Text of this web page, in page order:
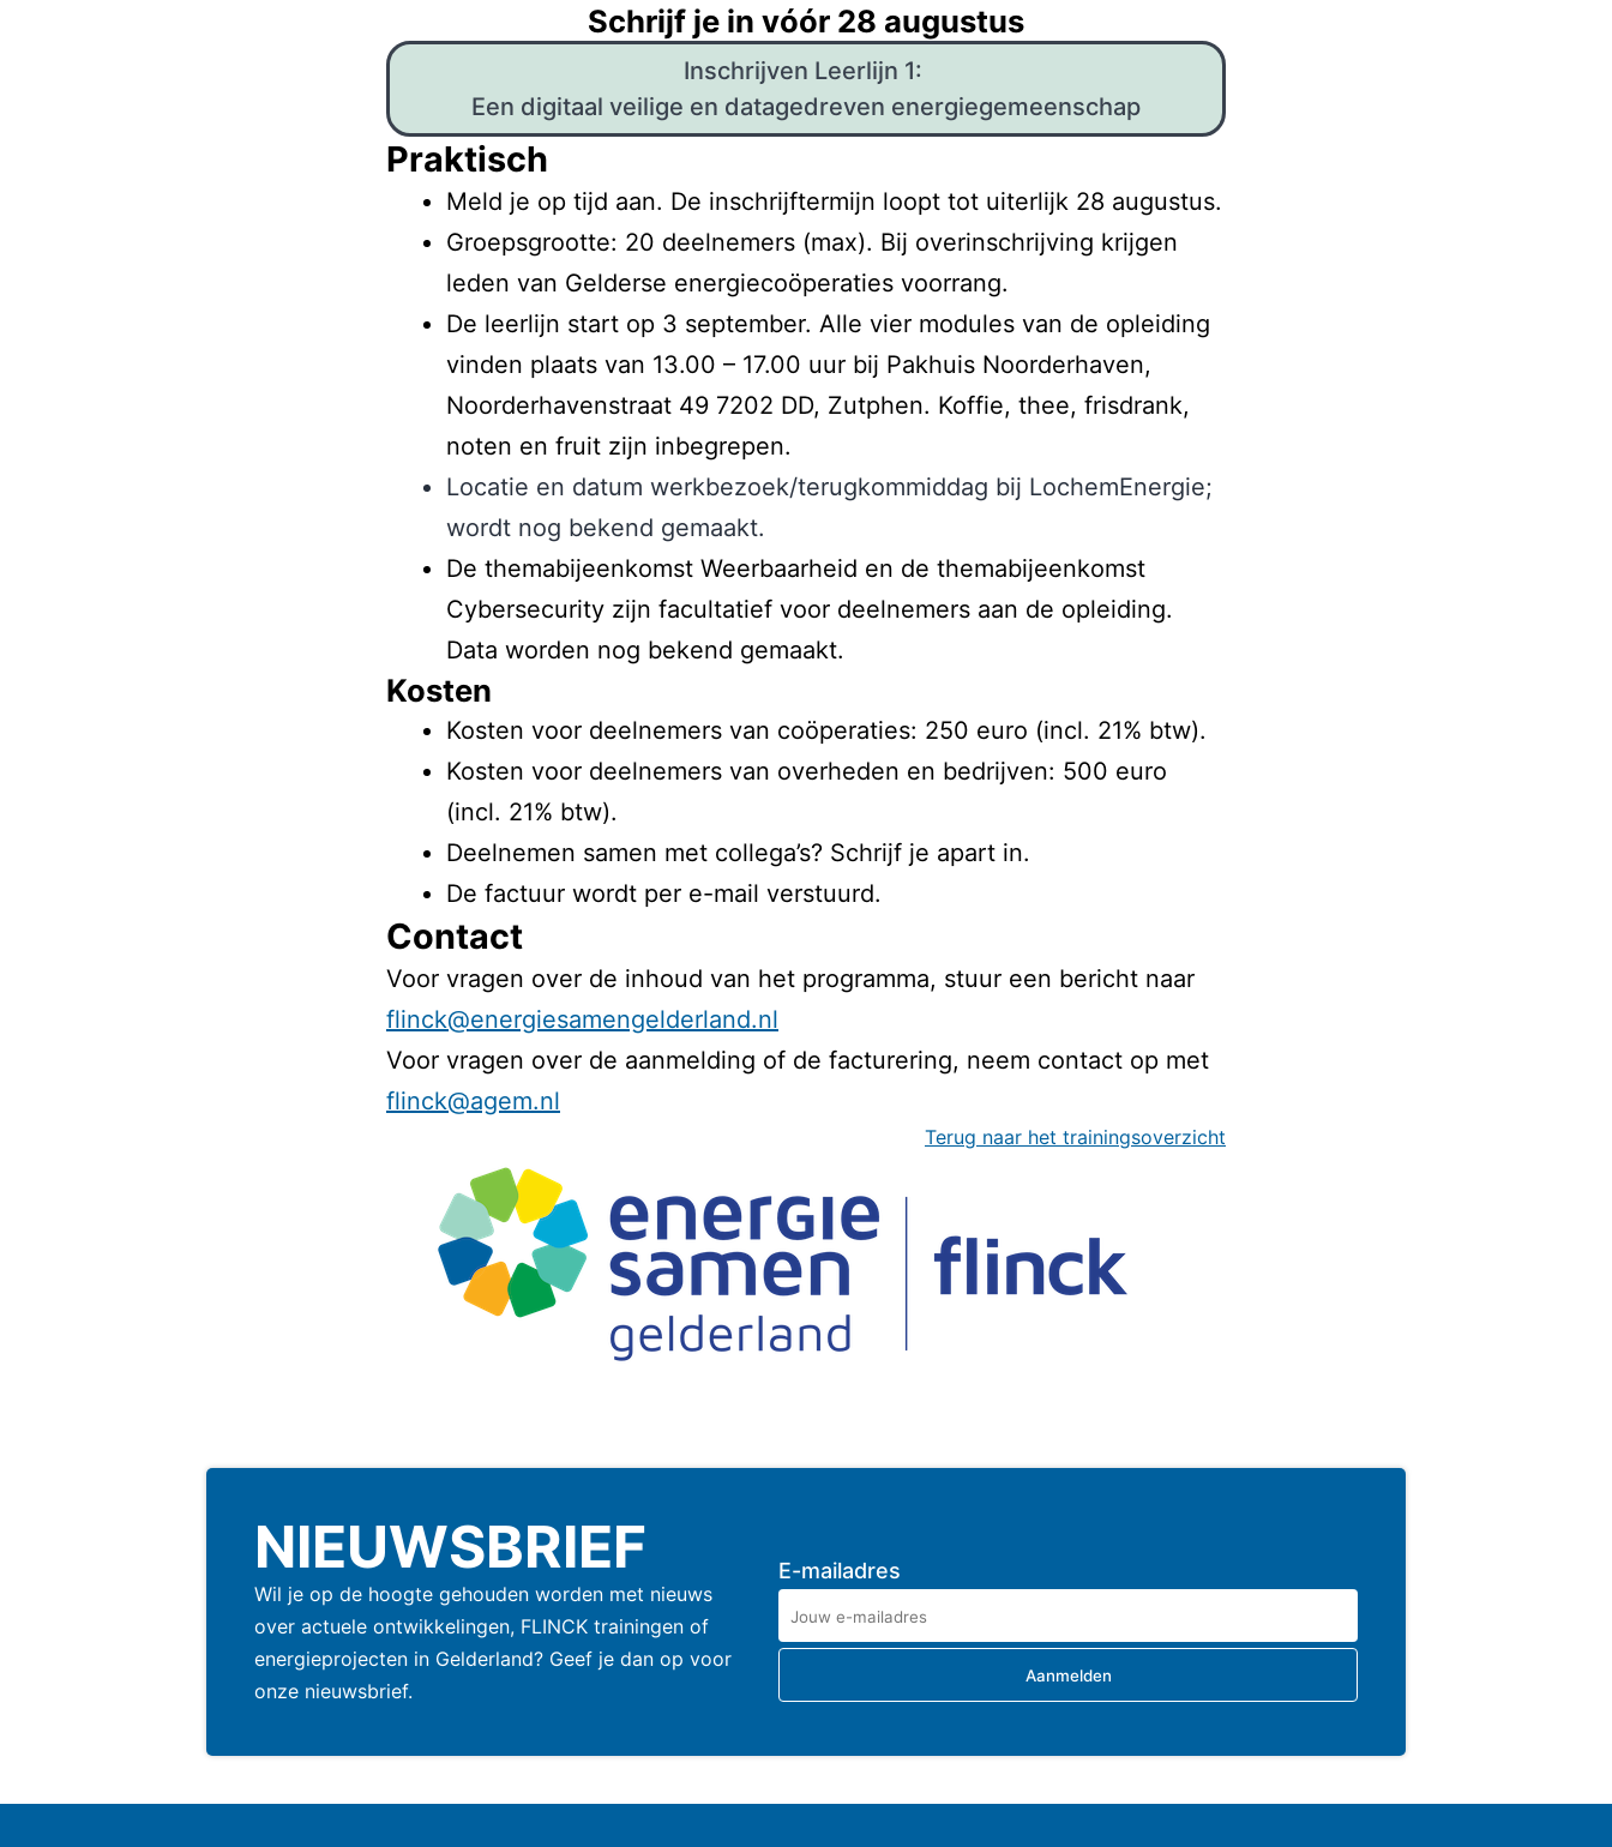
Schrijf je in vóór 28 augustus
Inschrijven Leerlijn 1:
Een digitaal veilige en datagedreven energiegemeenschap
Praktisch
Meld je op tijd aan. De inschrijftermijn loopt tot uiterlijk 28 augustus.
Groepsgrootte: 20 deelnemers (max). Bij overinschrijving krijgen
leden van Gelderse energiecoöperaties voorrang.
De leerlijn start op 3 september. Alle vier modules van de opleiding
vinden plaats van 13.00 – 17.00 uur bij Pakhuis Noorderhaven,
Noorderhavenstraat 49 7202 DD, Zutphen. Koffie, thee, frisdrank,
noten en fruit zijn inbegrepen.
Locatie en datum werkbezoek/terugkommiddag bij LochemEnergie;
wordt nog bekend gemaakt.
De themabijeenkomst Weerbaarheid en de themabijeenkomst
Cybersecurity zijn facultatief voor deelnemers aan de opleiding.
Data worden nog bekend gemaakt.
Kosten
Kosten voor deelnemers van coöperaties: 250 euro (incl. 21% btw).
Kosten voor deelnemers van overheden en bedrijven: 500 euro
(incl. 21% btw).
Deelnemen samen met collega’s? Schrijf je apart in.
De factuur wordt per e-mail verstuurd.
Contact
Voor vragen over de inhoud van het programma, stuur een bericht naar
flinck@energiesamengelderland.nl
Voor vragen over de aanmelding of de facturering, neem contact op met
flinck@agem.nl
Terug naar het trainingsoverzicht
NIEUWSBRIEF
Wil je op de hoogte gehouden worden met nieuws
over actuele ontwikkelingen, FLINCK trainingen of
energieprojecten in Gelderland? Geef je dan op voor
onze nieuwsbrief.
E-mailadres